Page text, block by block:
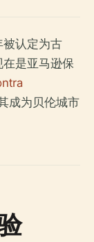
被认定为古
是亚马逊保
成为贝伦城市